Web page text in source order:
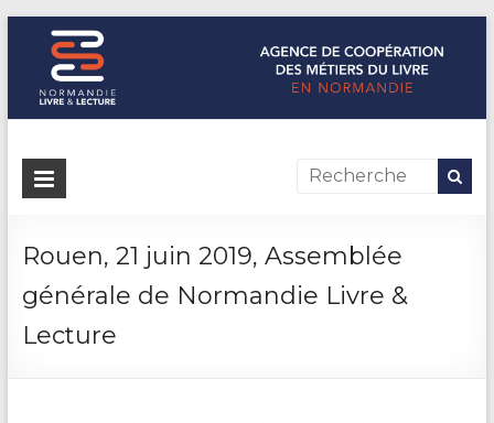
Normandie Livre & Lecture
L'agence de coopération des métiers du livre en Normandie
Rouen, 21 juin 2019, Assemblée
générale de Normandie Livre &
Lecture